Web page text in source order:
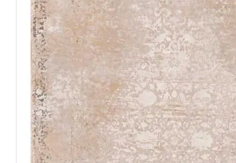
Tu mensaje.
Nombre y Referencia del producto